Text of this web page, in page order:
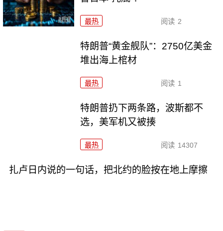
最热 阅读 2
特朗普“黄金舰队”：2750亿美金
堆出海上棺材
最热 阅读 1
特朗普扔下两条路，波斯都不
选，美军机又被揍
最热 阅读 14307
扎卢日内说的一句话，把北约的脸按在地上摩擦